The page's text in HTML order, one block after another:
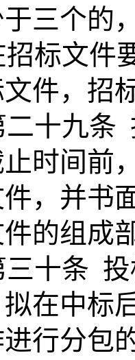
三个的
招标文件
件，招
二十九条
时间前
，并书
的组成
三十条
在中标
行分包